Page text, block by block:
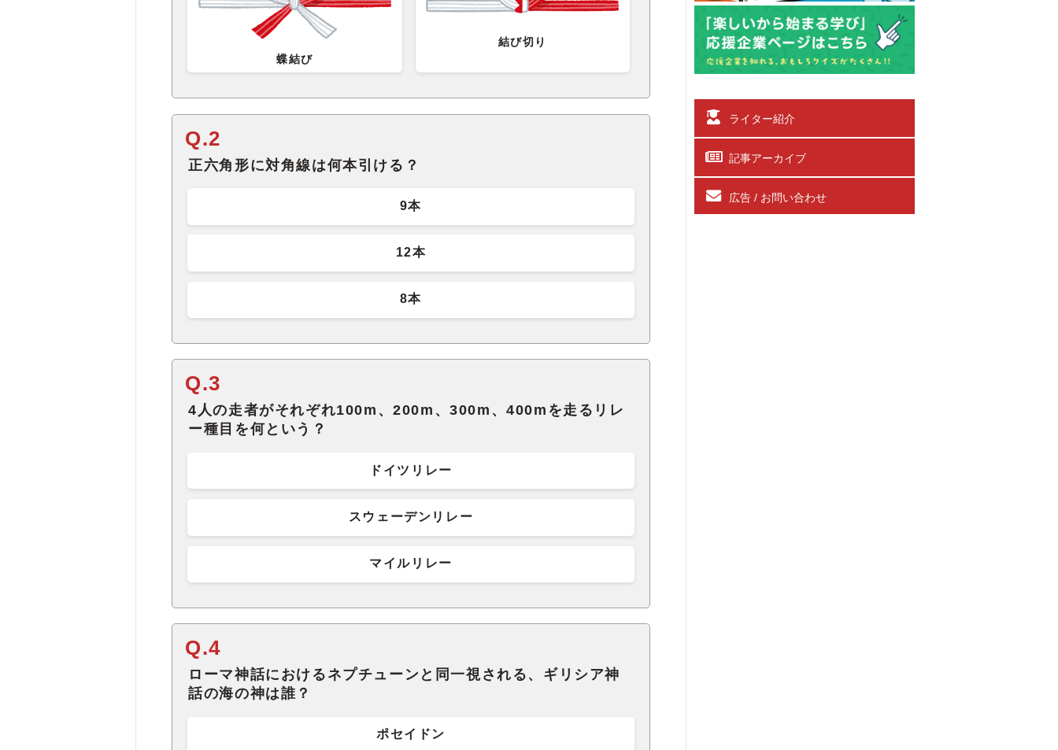
蝶結び
結び切り
Q.2
正六角形に対角線は何本引ける？
9本
12本
8本
Q.3
4人の走者がそれぞれ100m、200m、300m、400mを走るリレ
ー種目を何という？
ドイツリレー
スウェーデンリレー
マイルリレー
Q.4
ローマ神話におけるネプチューンと同一視される、ギリシア神
話の海の神は誰？
ポセイドン
ライター紹介
記事アーカイブ
広告 / お問い合わせ